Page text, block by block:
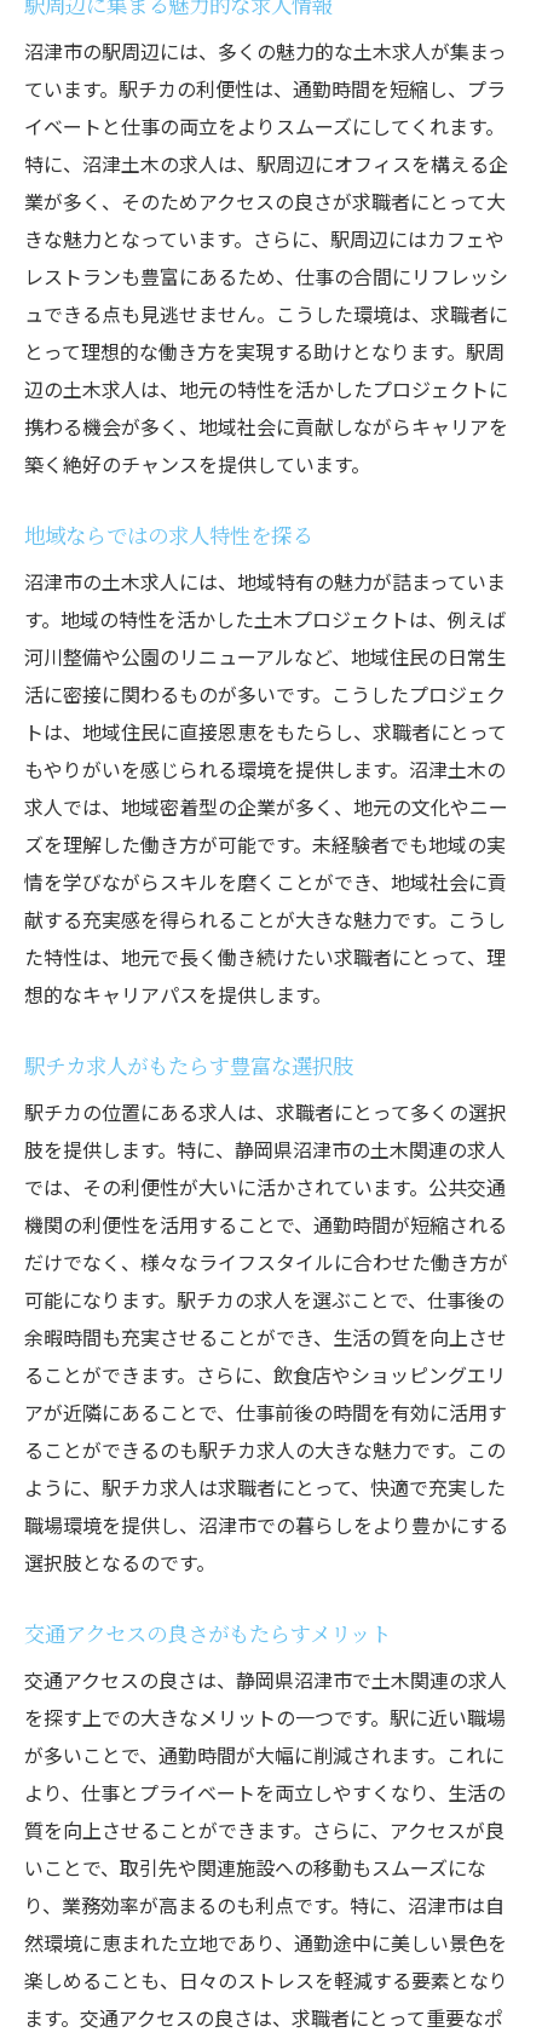
沼津市の駅周辺には、多くの魅力的な土木求人が集まっ
ています。駅チカの利便性は、通勤時間を短縮し、プラ
イベートと仕事の両立をよりスムーズにしてくれます。
特に、沼津土木の求人は、駅周辺にオフィスを構える企
業が多く、そのためアクセスの良さが求職者にとって大
きな魅力となっています。さらに、駅周辺にはカフェや
レストランも豊富にあるため、仕事の合間にリフレッシ
ュできる点も見逃せません。こうした環境は、求職者に
とって理想的な働き方を実現する助けとなります。駅周
辺の土木求人は、地元の特性を活かしたプロジェクトに
携わる機会が多く、地域社会に貢献しながらキャリアを
築く絶好のチャンスを提供しています。
地域ならではの求人特性を探る
沼津市の土木求人には、地域特有の魅力が詰まっていま
す。地域の特性を活かした土木プロジェクトは、例えば
河川整備や公園のリニューアルなど、地域住民の日常生
活に密接に関わるものが多いです。こうしたプロジェク
トは、地域住民に直接恩恵をもたらし、求職者にとって
もやりがいを感じられる環境を提供します。沼津土木の
求人では、地域密着型の企業が多く、地元の文化やニー
ズを理解した働き方が可能です。未経験者でも地域の実
情を学びながらスキルを磨くことができ、地域社会に貢
献する充実感を得られることが大きな魅力です。こうし
た特性は、地元で長く働き続けたい求職者にとって、理
想的なキャリアパスを提供します。
駅チカ求人がもたらす豊富な選択肢
駅チカの位置にある求人は、求職者にとって多くの選択
肢を提供します。特に、静岡県沼津市の土木関連の求人
では、その利便性が大いに活かされています。公共交通
機関の利便性を活用することで、通勤時間が短縮される
だけでなく、様々なライフスタイルに合わせた働き方が
可能になります。駅チカの求人を選ぶことで、仕事後の
余暇時間も充実させることができ、生活の質を向上させ
ることができます。さらに、飲食店やショッピングエリ
アが近隣にあることで、仕事前後の時間を有効に活用す
ることができるのも駅チカ求人の大きな魅力です。この
ように、駅チカ求人は求職者にとって、快適で充実した
職場環境を提供し、沼津市での暮らしをより豊かにする
選択肢となるのです。
交通アクセスの良さがもたらすメリット
交通アクセスの良さは、静岡県沼津市で土木関連の求人
を探す上での大きなメリットの一つです。駅に近い職場
が多いことで、通勤時間が大幅に削減されます。これに
より、仕事とプライベートを両立しやすくなり、生活の
質を向上させることができます。さらに、アクセスが良
いことで、取引先や関連施設への移動もスムーズにな
り、業務効率が高まるのも利点です。特に、沼津市は自
然環境に恵まれた立地であり、通勤途中に美しい景色を
楽しめることも、日々のストレスを軽減する要素となり
ます。交通アクセスの良さは、求職者にとって重要なポ